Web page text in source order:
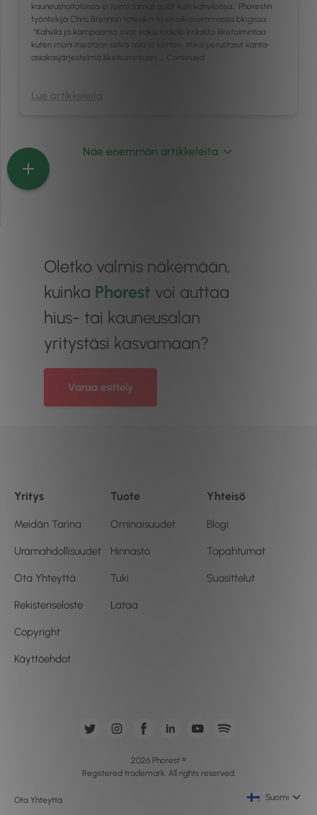
kauneushoitoloissa ei toimi samat asiat kuin kahviloissa… Phorestin
työntekijä Chris Brennan totesikin hyvin aikaisemmassa blogissa
“Kahvila ja kampaamo ovat kaksi todella erilaista liiketoimintaa
kuten moni itsestään selvä asia jo kertoo. Miksi perustaisit kanta-
asiakasjärjestelmä liiketoimintaan, …
Continued
Lue artikkeleita
Näe enemmän artikkeleita
Oletko valmis näkemään,
kuinka Phorest voi auttaa
hius- tai kauneusalan
yritystäsi kasvamaan?
Varaa esittely
Yritys
Meidän Tarina
Uramahdollisuudet
Ota Yhteyttä
Rekisteriseloste
Copyright
Käyttöehdot
Tuote
Ominaisuudet
Hinnasto
Tuki
Lataa
Yhteisö
Blogi
Tapahtumat
Suosittelut
Ota Yhteyttä
2026 Phorest ®
Registered trademark. All rights reserved.
Suomi